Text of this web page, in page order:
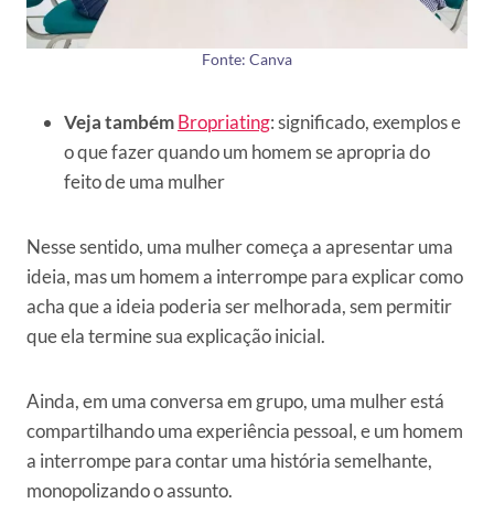
Fonte: Canva
Veja tambémBropriating: significado, exemplos e
o que fazer quando um homem se apropria do
feito de uma mulher
Nesse sentido, uma mulher começa a apresentar uma
ideia, mas um homem a interrompe para explicar como
acha que a ideia poderia ser melhorada, sem permitir
que ela termine sua explicação inicial.
Ainda, em uma conversa em grupo, uma mulher está
compartilhando uma experiência pessoal, e um homem
a interrompe para contar uma história semelhante,
monopolizando o assunto.